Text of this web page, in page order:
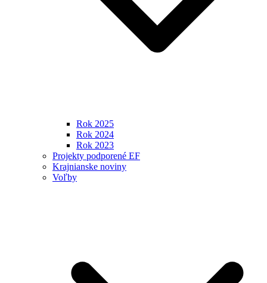
Rok 2025
Rok 2024
Rok 2023
Projekty podporené EF
Krajnianske noviny
Voľby